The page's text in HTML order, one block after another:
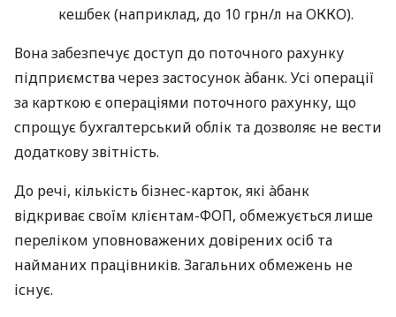
кешбек (наприклад, до 10 грн/л на ОККО).
Вона забезпечує доступ до поточного рахунку
підприємства через застосунок àбанк. Усі операції
за карткою є операціями поточного рахунку, що
спрощує бухгалтерський облік та дозволяє не вести
додаткову звітність.
До речі, кількість бізнес-карток, які àбанк
відкриває своїм клієнтам-ФОП, обмежується лише
переліком уповноважених довірених осіб та
найманих працівників. Загальних обмежень не
існує.